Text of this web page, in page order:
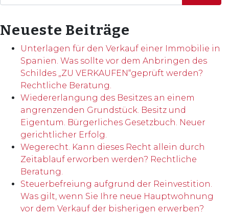
Neueste Beiträge
Unterlagen für den Verkauf einer Immobilie in
Spanien. Was sollte vor dem Anbringen des
Schildes „ZU VERKAUFEN“geprüft werden?
Rechtliche Beratung.
Wiedererlangung des Besitzes an einem
angrenzenden Grundstück. Besitz und
Eigentum. Bürgerliches Gesetzbuch. Neuer
gerichtlicher Erfolg.
Wegerecht. Kann dieses Recht allein durch
Zeitablauf erworben werden? Rechtliche
Beratung.
Steuerbefreiung aufgrund der Reinvestition.
Was gilt, wenn Sie Ihre neue Hauptwohnung
vor dem Verkauf der bisherigen erwerben?